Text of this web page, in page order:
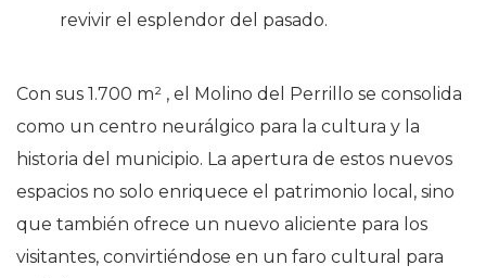
revivir el esplendor del pasado.
Con sus 1.700 m² , el Molino del Perrillo se consolida
como un centro neurálgico para la cultura y la
historia del municipio. La apertura de estos nuevos
espacios no solo enriquece el patrimonio local, sino
que también ofrece un nuevo aliciente para los
visitantes, convirtiéndose en un faro cultural para